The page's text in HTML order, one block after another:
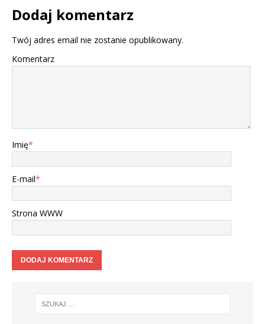
Dodaj komentarz
Twój adres email nie zostanie opublikowany.
Komentarz
Imię*
E-mail*
Strona WWW